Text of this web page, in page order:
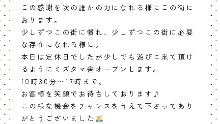
この感謝を次の誰かの力になれる様にこの街に
おります。
少しずつこの街に慣れ、少しずつこの街に必要
な存在になれる様に。
本日は定休日でしたが少しでも遊びに来て頂け
るようにミズタマ舎オープンします。
10時30分〜17時まで。
お客様を笑顔でお待ちしております♪
この様な機会をチャンスを与えて下さってあり
がとうございました